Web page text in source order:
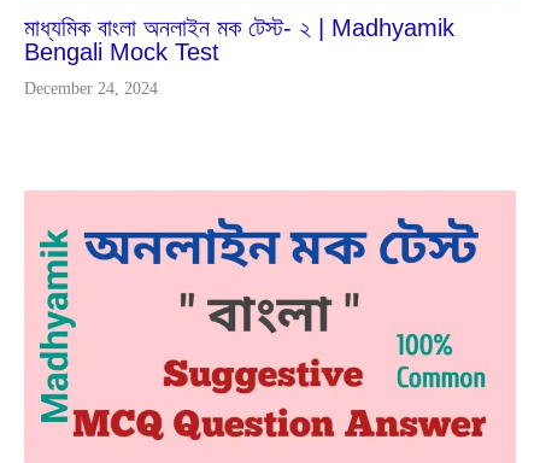
মাধ্যমিক বাংলা অনলাইন মক টেস্ট- ২ | Madhyamik
Bengali Mock Test
December 24, 2024
17
2024